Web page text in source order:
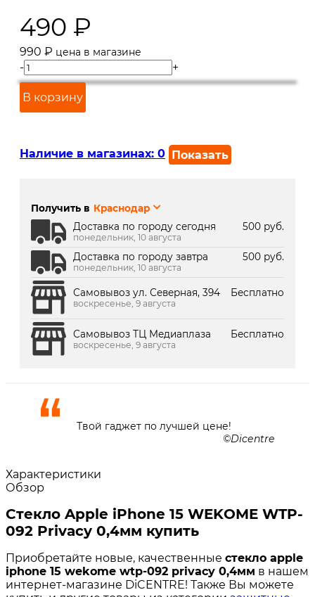
490 ₽
990 ₽ цена в магазине
- +
В корзину
Наличие в магазинах: 0 Показать
г. Краснодар, ТК Медиаплаза:
Получить в Краснодар
Доставка по городу сегодня
500 руб.
понедельник, 10 августа
Доставка по городу завтра 500 руб.
понедельник, 10 августа
Самовывоз ул. Северная, 394 Бесплатно
воскресенье, 9 августа
Самовывоз ТЦ Медиаплаза Бесплатно
воскресенье, 9 августа
Твой гаджет по лучшей цене!
Dicentre
Характеристики
Обзор
Стекло Apple iPhone 15 WEKOME WTP-
092 Privacy 0,4мм купить
Приобретайте новые, качественные стекло apple
iphone 15 wekome wtp-092 privacy 0,4мм в нашем
интернет-магазине DiCENTRE! Также Вы можете